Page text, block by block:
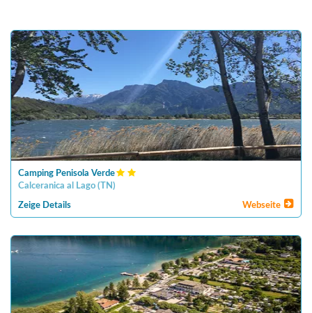
Camping Penisola Verde
Calceranica al Lago (TN)
Zeige Details Webseite